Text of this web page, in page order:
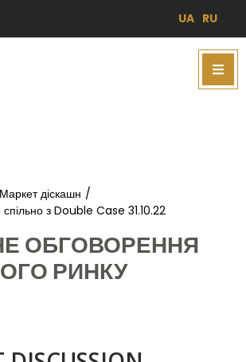
UA RU
Маркет діскашн /
з Double Case 31.10.22
ОБГОВОРЕННЯ
РИНКУ